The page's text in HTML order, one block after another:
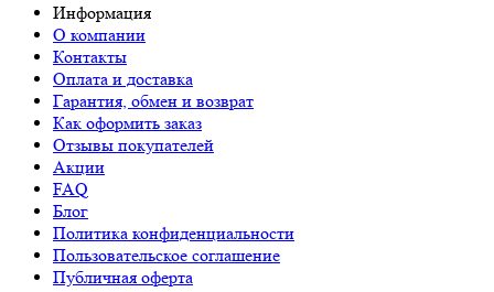
Информация
О компании
Контакты
Оплата и доставка
Гарантия, обмен и возврат
Как оформить заказ
Отзывы покупателей
Акции
FAQ
Блог
Политика конфиденциальности
Пользовательское соглашение
Публичная оферта